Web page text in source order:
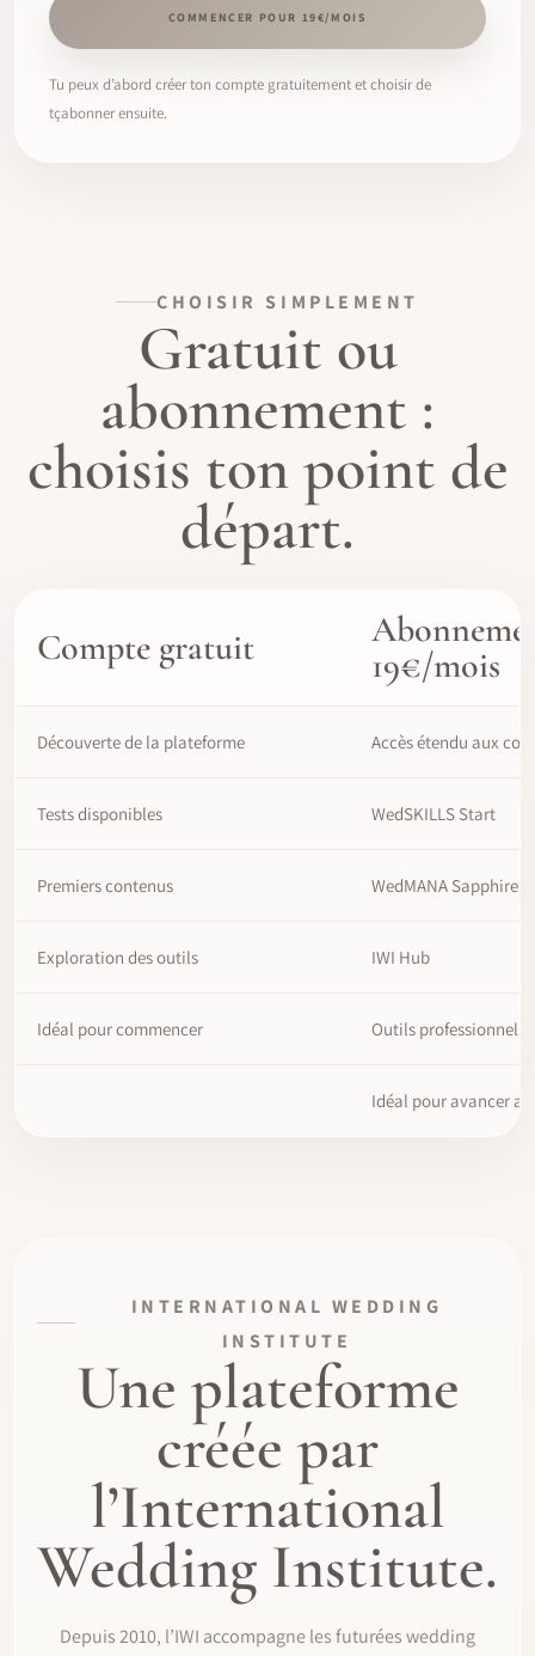
COMMENCER POUR 19€/MOIS
Tu peux d’abord créer ton compte gratuitement et choisir de
tçabonner ensuite.
CHOISIR SIMPLEMENT
Gratuit ou
abonnement :
choisis ton point de
départ.
Compte gratuit
19€/mois
Découverte de la plateforme Accès étendu aux
Tests disponibles WedSKILLS Start
Premiers contenus WedMANA Sapphire
Exploration des outils IWI Hub
Idéal pour commencer Outils professionnels
Idéal pour avancer
INTERNATIONAL WEDDING
INSTITUTE
Une plateforme
créée par
l’International
Wedding Institute.
Depuis 2010, l’IWI accompagne les futurées wedding